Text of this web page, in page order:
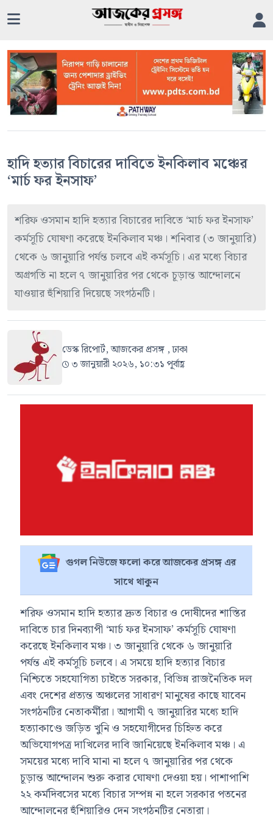
হাদি হত্যার বিচারের দাবিতে ইনকিলাব মঞ্চের
‘মার্চ ফর ইনসাফ’
শরিফ ওসমান হাদি হত্যার বিচারের দাবিতে ‘মার্চ ফর ইনসাফ’
কর্মসূচি ঘোষণা করেছে ইনকিলাব মঞ্চ। শনিবার (৩ জানুয়ারি)
থেকে ৬ জানুয়ারি পর্যন্ত চলবে এই কর্মসূচি। এর মধ্যে বিচার
অগ্রগতি না হলে ৭ জানুয়ারির পর থেকে চূড়ান্ত আন্দোলনে
যাওয়ার হুঁশিয়ারি দিয়েছে সংগঠনটি।
ডেস্ক রিপোর্ট, আজকের প্রসঙ্গ , ঢাকা
৩ জানুয়ারী ২০২৬, ১০:৩১ পূর্বাহ্ণ
গুগল নিউজে ফলো করে আজকের প্রসঙ্গ এর
সাথে থাকুন
শরিফ ওসমান হাদি হত্যার দ্রুত বিচার ও দোষীদের শাস্তির
দাবিতে চার দিনব্যাপী ‘মার্চ ফর ইনসাফ’ কর্মসূচি ঘোষণা
করেছে ইনকিলাব মঞ্চ। ৩ জানুয়ারি থেকে ৬ জানুয়ারি
পর্যন্ত এই কর্মসূচি চলবে। এ সময়ে হাদি হত্যার বিচার
নিশ্চিতে সহযোগিতা চাইতে সরকার, বিভিন্ন রাজনৈতিক দল
এবং দেশের প্রত্যন্ত অঞ্চলের সাধারণ মানুষের কাছে যাবেন
সংগঠনটির নেতাকর্মীরা। আগামী ৭ জানুয়ারির মধ্যে হাদি
হত্যাকাণ্ডে জড়িত খুনি ও সহযোগীদের চিহ্নিত করে
অভিযোগপত্র দাখিলের দাবি জানিয়েছে ইনকিলাব মঞ্চ। এ
সময়ের মধ্যে দাবি মানা না হলে ৭ জানুয়ারির পর থেকে
চূড়ান্ত আন্দোলন শুরু করার ঘোষণা দেওয়া হয়। পাশাপাশি
২২ কর্মদিবসের মধ্যে বিচার সম্পন্ন না হলে সরকার পতনের
আন্দোলনের হুঁশিয়ারিও দেন সংগঠনটির নেতারা।